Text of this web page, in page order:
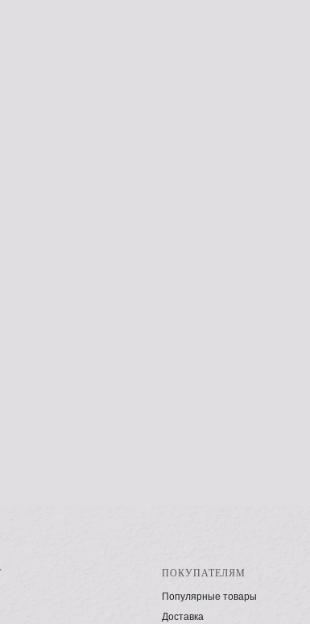
ПОКУПАТЕЛЯМ
Популярные товары
Доставка